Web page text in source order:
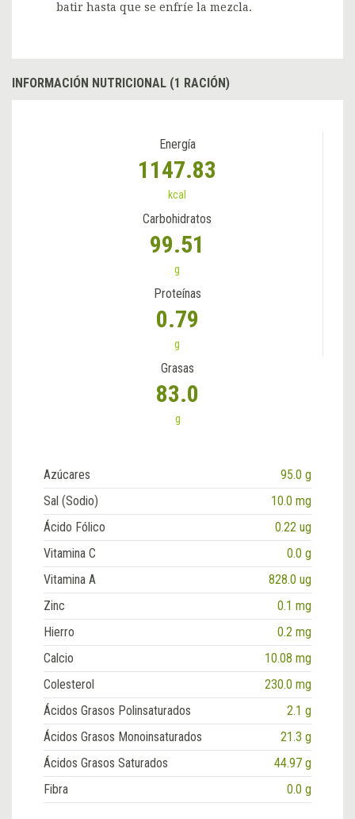
batir hasta que se enfríe la mezcla.
INFORMACIÓN NUTRICIONAL (1 RACIÓN)
Energía
1147.83
kcal
Carbohidratos
99.51
g
Proteínas
0.79
g
Grasas
83.0
g
Azúcares
95.0 g
Sal (Sodio)
10.0 mg
Ácido Fólico
0.22 ug
Vitamina C
0.0 g
Vitamina A
828.0 ug
Zinc
0.1 mg
Hierro
0.2 mg
Calcio
10.08 mg
Colesterol
230.0 mg
Ácidos Grasos Polinsaturados
2.1 g
Ácidos Grasos Monoinsaturados
21.3 g
Ácidos Grasos Saturados
44.97 g
Fibra
0.0 g